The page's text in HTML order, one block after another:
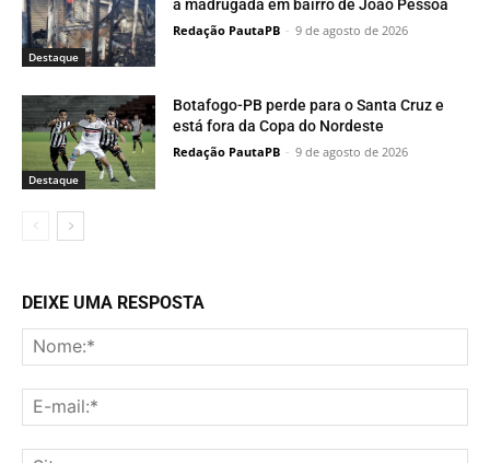
Destaque
a madrugada em bairro de João Pessoa
Redação PautaPB - 9 de agosto de 2026
Destaque
Botafogo-PB perde para o Santa Cruz e
está fora da Copa do Nordeste
Redação PautaPB - 9 de agosto de 2026
DEIXE UMA RESPOSTA